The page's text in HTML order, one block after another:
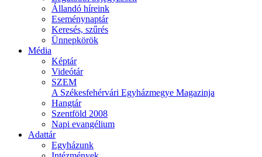
Állandó híreink
Eseménynaptár
Keresés, szűrés
Ünnepkörök
Média
Képtár
Videótár
SZEM
A Székesfehérvári Egyházmegye Magazinja
Hangtár
Szentföld 2008
Napi evangélium
Adattár
Egyházunk